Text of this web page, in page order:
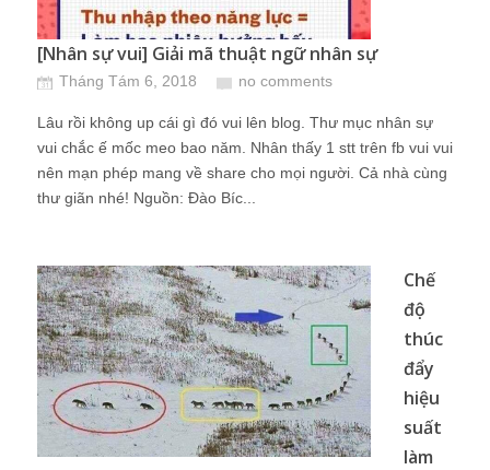
[Nhân sự vui] Giải mã thuật ngữ nhân sự
Tháng Tám 6, 2018 no comments
Lâu rồi không up cái gì đó vui lên blog. Thư mục nhân sự
vui chắc ế mốc meo bao năm. Nhân thấy 1 stt trên fb vui vui
nên mạn phép mang về share cho mọi người. Cả nhà cùng
thư giãn nhé! Nguồn: Đào Bíc...
Chế
độ
thúc
đẩy
hiệu
suất
làm